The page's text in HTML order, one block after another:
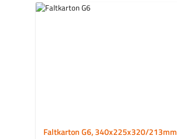
Faltkarton G6, 340x225x320/213mm